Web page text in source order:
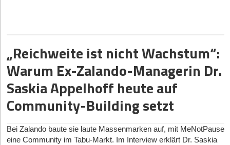
„Reichweite ist nicht Wachstum“:
Warum Ex-Zalando-Managerin Dr.
Saskia Appelhoff heute auf
Community-Building setzt
Bei Zalando baute sie laute Massenmarken auf, mit MeNotPause
eine Community im Tabu-Markt. Im Interview erklärt Dr. Saskia